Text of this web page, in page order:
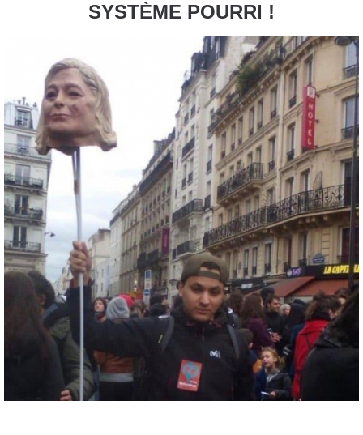
SYSTÈME POURRI !